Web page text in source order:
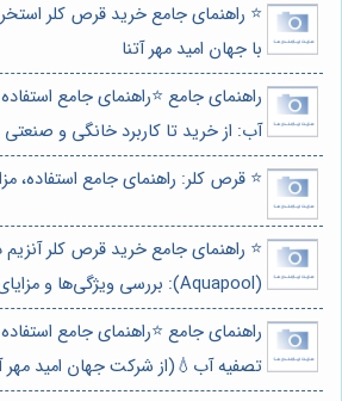
⭐️ راهنمای جامع خرید قرص کلر
با جهان امید مهر آتنا
راهنمای جامع ⭐️راهنمای جامع
آب: از خرید تا کاربرد خانگی و
⭐️ قرص کلر: راهنمای جامع استفاده،
⭐️ راهنمای جامع خرید قرص کلر آنزیم
(Aquapool): بررسی ویژگی‌ها و مزایای کلیدی 🌊
راهنمای جامع ⭐️راهنمای جامع استفاده
تصفیه آب💧(از شرکت جهان امید مهر